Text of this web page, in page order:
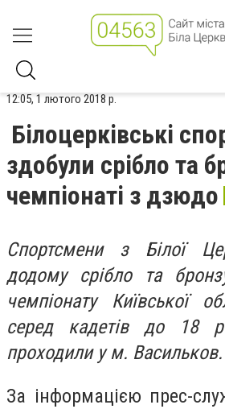
12:05, 1 лютого 2018 р.
Білоцерківські
здобули срібло та
чемпіонаті з дзюдо
Спортсмени з Білої
додому срібло та
чемпіонату Київської
серед кадетів до 18
проходили у м. Васильков.
За інформацією прес-